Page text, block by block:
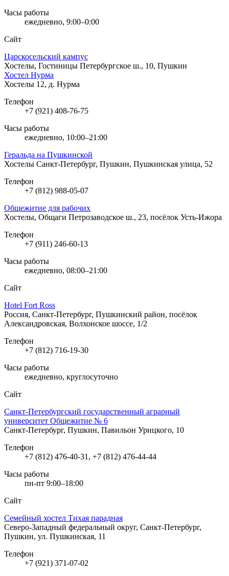
Часы работы
ежедневно, 9:00–0:00
Сайт
Царскосельский кампус
Хостелы, Гостиницы Петербургское ш., 10, Пушкин
Хостел Нурма
Хостелы 12, д. Нурма
Телефон
+7 (921) 408-76-75
Часы работы
ежедневно, 10:00–21:00
Геральда на Пушкинской
Хостелы Санкт-Петербург, Пушкин, Пушкинская улица, 52
Телефон
+7 (812) 988-05-07
Общежитие для рабочих
Хостелы, Общаги Петрозаводское ш., 23, посёлок Усть-Ижора
Телефон
+7 (911) 246-60-13
Часы работы
ежедневно, 08:00–21:00
Сайт
Hotel Fort Ross
Россия, Санкт-Петербург, Пушкинский район, посёлок
Александровская, Волхонское шоссе, 1/2
Телефон
+7 (812) 716-19-30
Часы работы
ежедневно, круглосуточно
Сайт
Санкт-Петербургский государственный аграрный
университет Общежитие № 6
Санкт-Петербург, Пушкин, Павильон Урицкого, 10
Телефон
+7 (812) 476-40-31, +7 (812) 476-44-44
Часы работы
пн-пт 9:00–18:00
Сайт
Семейный хостел Тихая парадная
Северо-Западный федеральный округ, Санкт-Петербург,
Пушкин, ул. Пушкинская, 11
Телефон
+7 (921) 371-07-02